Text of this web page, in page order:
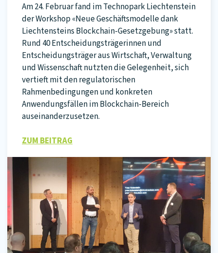
Am 24. Februar fand im Technopark Liechtenstein
der Workshop «Neue Geschäftsmodelle dank
Liechtensteins Blockchain-Gesetzgebung» statt.
Rund 40 Entscheidungsträgerinnen und
Entscheidungsträger aus Wirtschaft, Verwaltung
und Wissenschaft nutzten die Gelegenheit, sich
vertieft mit den regulatorischen
Rahmenbedingungen und konkreten
Anwendungsfällen im Blockchain-Bereich
auseinanderzusetzen.
ZUM BEITRAG